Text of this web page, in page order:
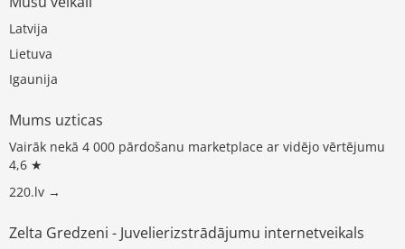
Latvija
Lietuva
Igaunija
Mums uzticas
Vairāk nekā 4 000 pārdošanu marketplace ar vidējo vērtējumu
4,6 ★
220.lv →
Zelta Gredzeni - Juvelierizstrādājumu internetveikals